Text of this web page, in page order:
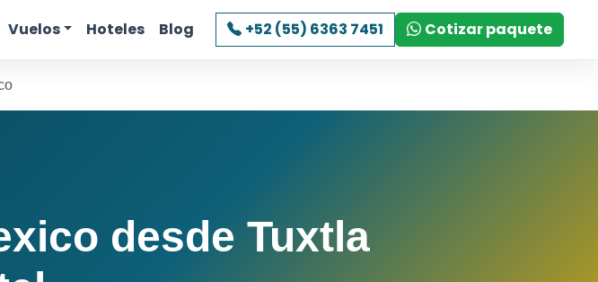
Vuelos Hoteles Blog +52 (55) 6363 7451 Cotizar paquete
desde Tuxtla